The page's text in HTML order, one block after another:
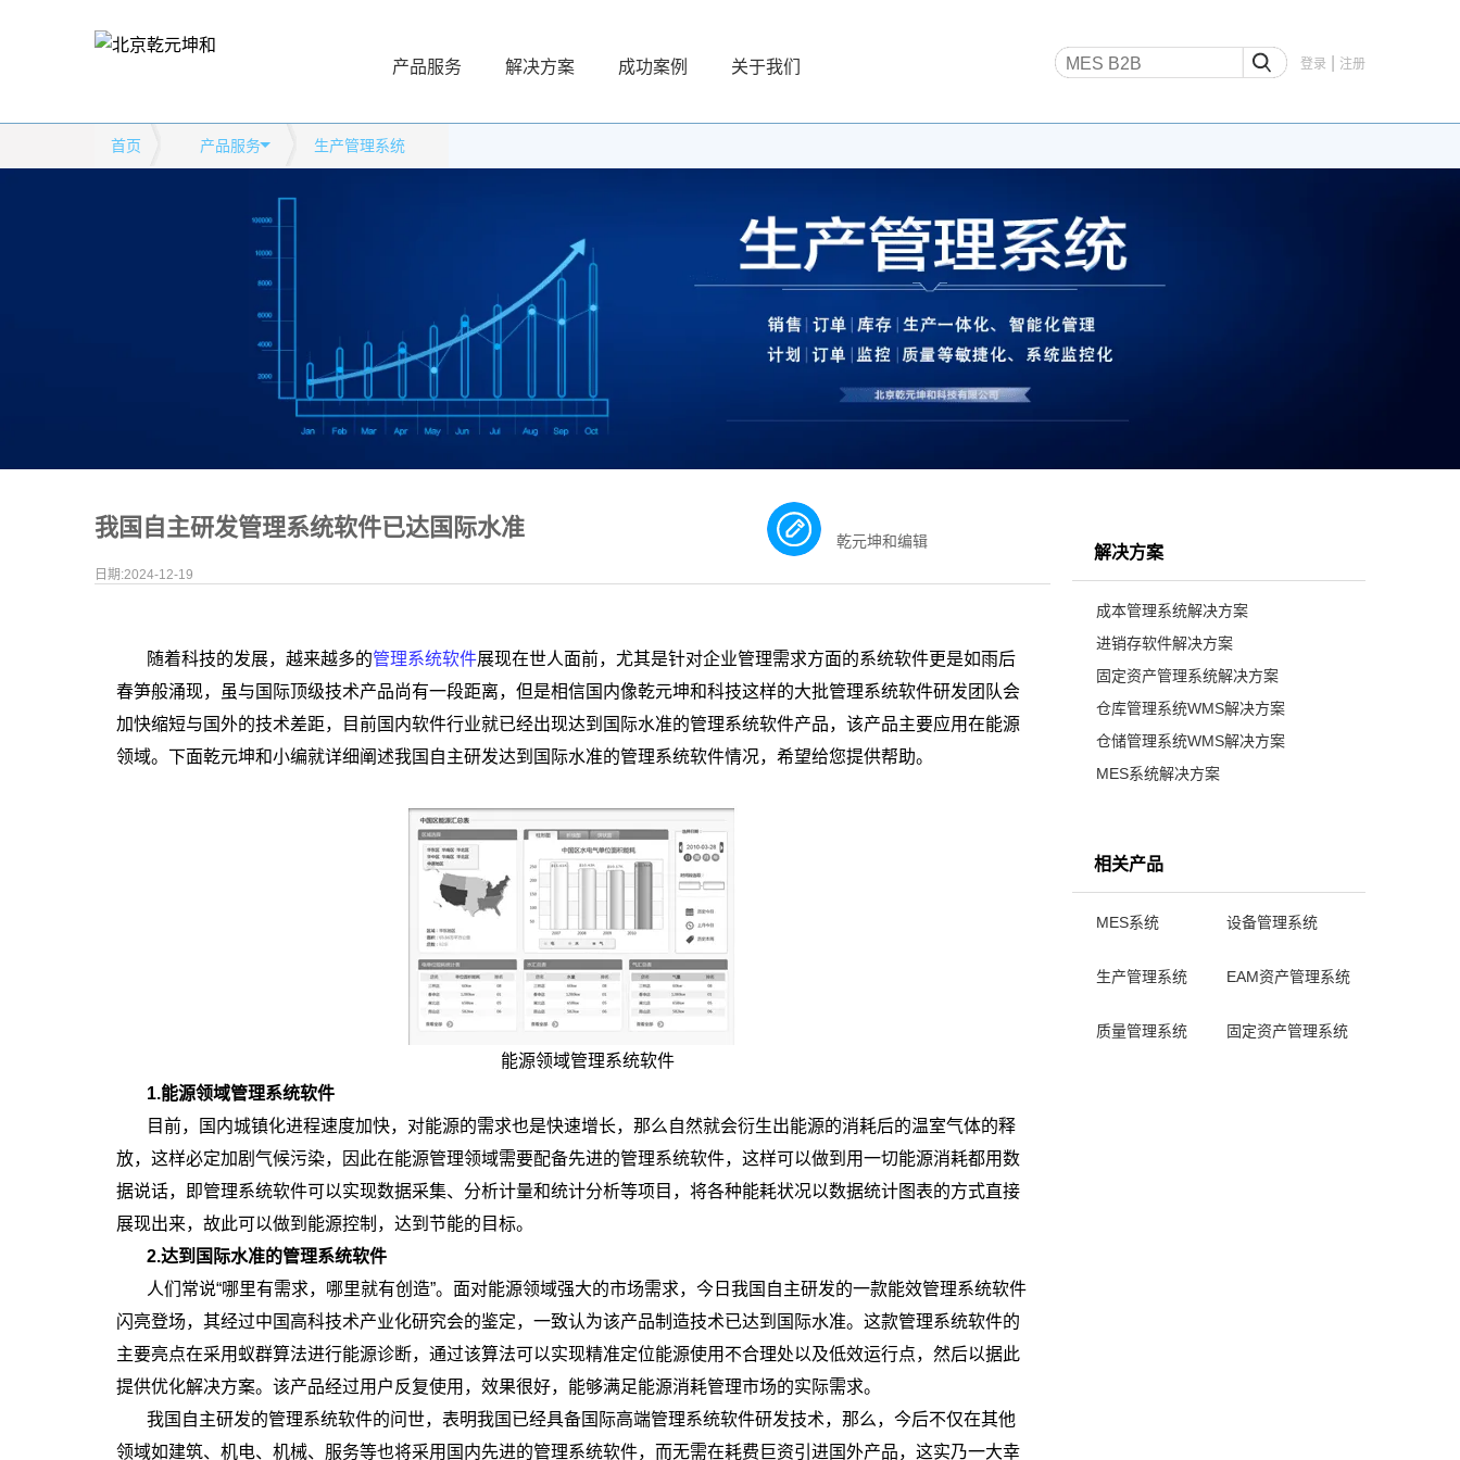
产品服务 解决方案 成功案例 关于我们 登录 注册
首页 产品服务 生产管理系统
我国自主研发管理系统软件已达国际水准
日期:2024-12-19
乾元坤和编辑
随着科技的发展，越来越多的管理系统软件展现在世人面前，尤其是针对企业管理需求方面的系统软件更是如雨后
春笋般涌现，虽与国际顶级技术产品尚有一段距离，但是相信国内像乾元坤和科技这样的大批管理系统软件研发团队会
加快缩短与国外的技术差距，目前国内软件行业就已经出现达到国际水准的管理系统软件产品，该产品主要应用在能源
领域。下面乾元坤和小编就详细阐述我国自主研发达到国际水准的管理系统软件情况，希望给您提供帮助。
能源领域管理系统软件
1.能源领域管理系统软件
目前，国内城镇化进程速度加快，对能源的需求也是快速增长，那么自然就会衍生出能源的消耗后的温室气体的释
放，这样必定加剧气候污染，因此在能源管理领域需要配备先进的管理系统软件，这样可以做到用一切能源消耗都用数
据说话，即管理系统软件可以实现数据采集、分析计量和统计分析等项目，将各种能耗状况以数据统计图表的方式直接
展现出来，故此可以做到能源控制，达到节能的目标。
2.达到国际水准的管理系统软件
人们常说“哪里有需求，哪里就有创造”。面对能源领域强大的市场需求，今日我国自主研发的一款能效管理系统软件
闪亮登场，其经过中国高科技术产业化研究会的鉴定，一致认为该产品制造技术已达到国际水准。这款管理系统软件的
主要亮点在采用蚁群算法进行能源诊断，通过该算法可以实现精准定位能源使用不合理处以及低效运行点，然后以据此
提供优化解决方案。该产品经过用户反复使用，效果很好，能够满足能源消耗管理市场的实际需求。
我国自主研发的管理系统软件的问世，表明我国已经具备国际高端管理系统软件研发技术，那么，今后不仅在其他
领域如建筑、机电、机械、服务等也将采用国内先进的管理系统软件，而无需在耗费巨资引进国外产品，这实乃一大幸
解决方案
成本管理系统解决方案
进销存软件解决方案
固定资产管理系统解决方案
仓库管理系统WMS解决方案
仓储管理系统WMS解决方案
MES系统解决方案
相关产品
MES系统 设备管理系统
生产管理系统 EAM资产管理系统
质量管理系统 固定资产管理系统